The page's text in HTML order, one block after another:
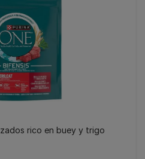
rico en buey y trigo